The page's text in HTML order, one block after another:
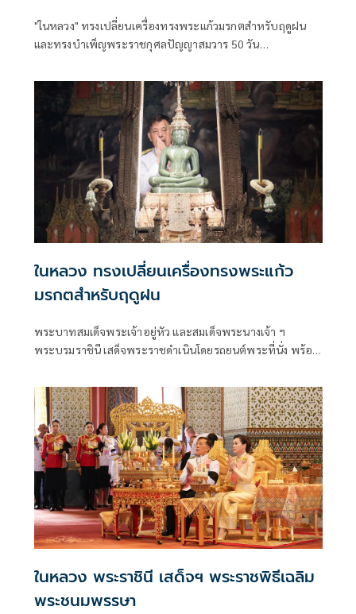
"ในหลวง" ทรงเปลี่ยนเครื่องทรงพระแก้วมรกตสำหรับฤดูฝน
และทรงบำเพ็ญพระราชกุศลปัญญาสมวาร 50 วัน
หนังสือที่ระลึก 50 วัน แก่ผู้เข้าร่วมพิธี
ในหลวง ทรงเปลี่ยนเครื่องทรงพระแก้ว
มรกตสำหรับฤดูฝน
พระบาทสมเด็จพระเจ้าอยู่หัว และสมเด็จพระนางเจ้า ฯ
พระบรมราชินี เสด็จพระราชดำเนินโดยรถยนต์พระที่นั่ง พร้อม
สมเด็จพระเจ้าลูกยาเธอ เจ้าฟ้าทีปังกรรัศมีโชติ มหาวชิโรตตมา
งกูร สิริวิบูลยราชกุมาร
ในหลวง พระราชินี เสด็จฯ พระราชพิธีเฉลิม
พระชนมพรรษา